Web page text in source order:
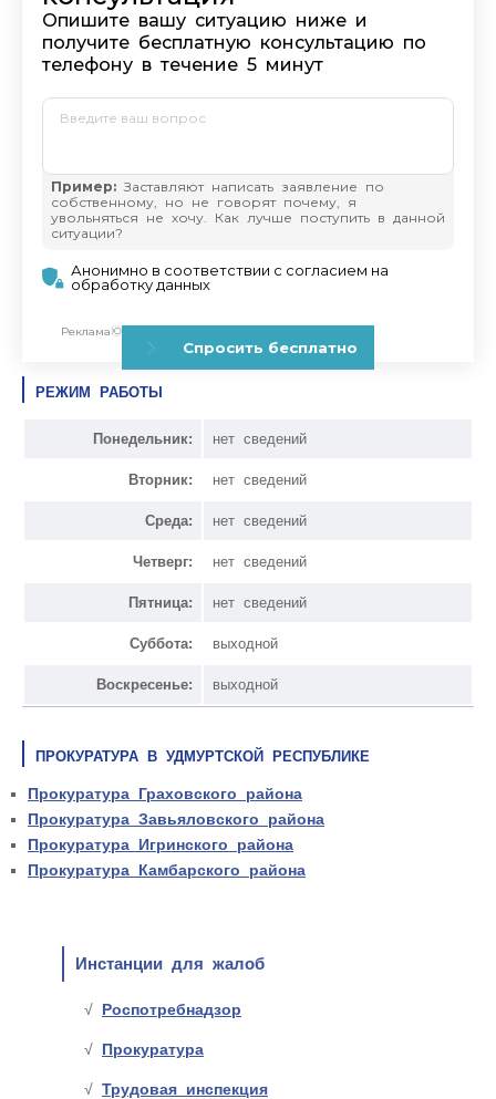
РЕЖИМ РАБОТЫ
Понедельник: нет сведений
Вторник: нет сведений
Среда: нет сведений
Четверг: нет сведений
Пятница: нет сведений
Суббота: выходной
Воскресенье: выходной
ПРОКУРАТУРА В УДМУРТСКОЙ РЕСПУБЛИКЕ
Прокуратура Граховского района
Прокуратура Завьяловского района
Прокуратура Игринского района
Прокуратура Камбарского района
Инстанции для жалоб
Роспотребнадзор
Прокуратура
Трудовая инспекция